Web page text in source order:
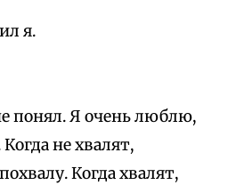
я.
понял. Я очень люблю,
не хвалят,
Когда хвалят,